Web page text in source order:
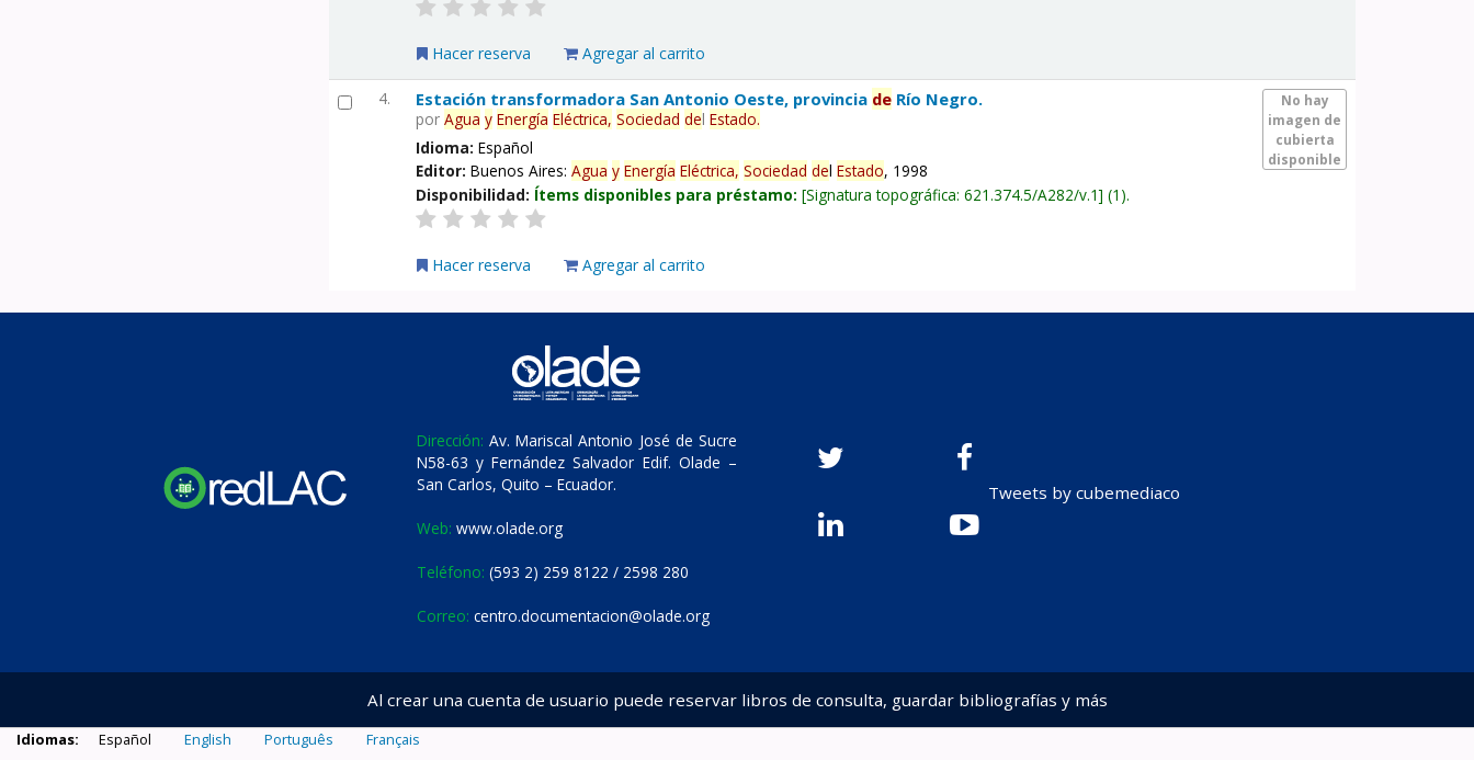
Hacer reserva Agregar al carrito
4.
No hay
imagen de
cubierta
disponible
Estación transformadora San Antonio Oeste, provincia de Río Negro.
porAgua y Energía Eléctrica, Sociedad delEstado.
Idioma:Español
Editor:Buenos Aires:Agua y Energía Eléctrica, Sociedad delEstado, 1998
Disponibilidad: Ítems disponibles para préstamo: Signatura topográfica:621.374.5/A282/v.1 (1).
Hacer reserva Agregar al carrito
Dirección: Av. Mariscal Antonio José de Sucre
N58-63 y Fernández Salvador Edif. Olade –
San Carlos, Quito – Ecuador.
Web: www.olade.org
Teléfono: (593 2) 259 8122 / 2598 280
Correo: centro.documentacion@olade.org
Tweets by cubemediaco
Al crear una cuenta de usuario puede reservar libros de consulta, guardar bibliografías y más
Idiomas: Español English Português Français